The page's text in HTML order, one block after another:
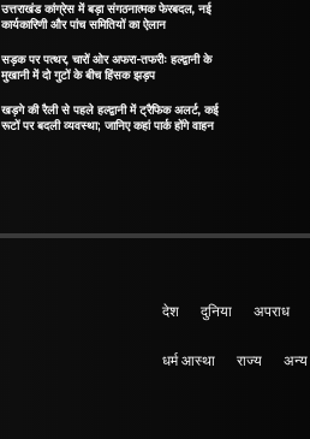
उत्तराखंड कांग्रेस में बड़ा संगठनात्मक फेरबदल, नई
कार्यकारिणी और पांच समितियों का ऐलान
सड़क पर पत्थर, चारों ओर अफरा-तफरीः हल्द्वानी के
मुखानी में दो गुटों के बीच हिंसक झड़प
खड़गे की रैली से पहले हल्द्वानी में ट्रैफिक अलर्ट, कई
रूटों पर बदली व्यवस्था; जानिए कहां पार्क होंगे वाहन
देश दुनिया अपराध
धर्म आस्था राज्य अन्य